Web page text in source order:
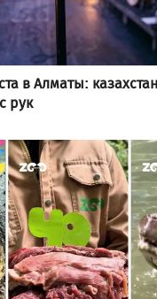
в Алматы:
рук